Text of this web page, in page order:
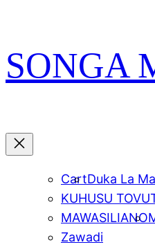
content
SONGA
CartDuka La
KUHUSU
MAWASILIANO
Zawadi